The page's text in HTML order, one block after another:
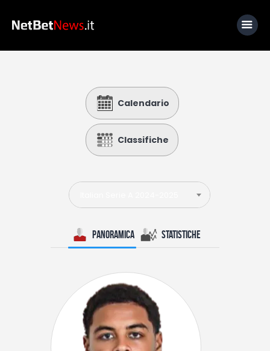
Calcio
Basket
Tennis
Lo Sapevi Che
I consigli di Giulia
Calendario
Classifiche
Panoramica Statistiche